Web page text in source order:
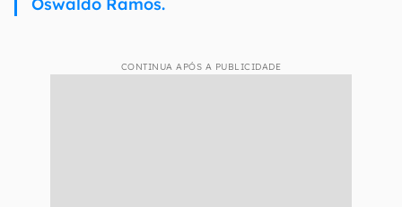
CONTINUA APÓS A PUBLICIDADE